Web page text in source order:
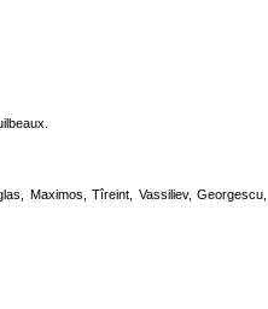
Maximos, Tîreint, Vassiliev, Georgescu,